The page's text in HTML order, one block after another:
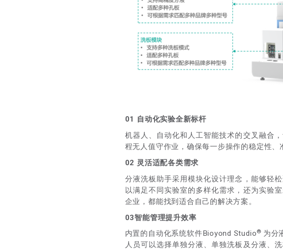
01
自动化实验全新标杆
机器人、自动化和人工智能技术的交叉融合
程无人值守作业，确保每一步操作的稳定性、
02 灵活适配各类需求
分液洗板助手采用模块化设计理念，能够轻
以满足不同实验室的多样化需求，还为实验
企业，都能找到适合自己的解决方案。
03智能管理提升效率
内置的自动化系统软件Bioyond Studio® 为分
人员可以选择单独分液、单独洗板及分液、